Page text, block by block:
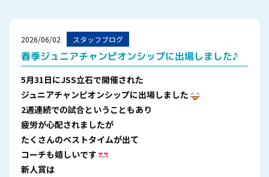
2026/06/02 スタッフブログ
春季ジュニアチャンピオンシップに出場しました♪
5月31日にJSS立石で開催された
ジュニアチャンピオンシップに出場しました
2週連続での試合ということもあり
疲労が心配されましたが
たくさんのベストタイムが出て
コーチも嬉しいです
新人賞は